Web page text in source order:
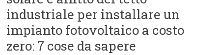
industriale per installare un
impianto fotovoltaico a costo
zero: 7 cose da sapere